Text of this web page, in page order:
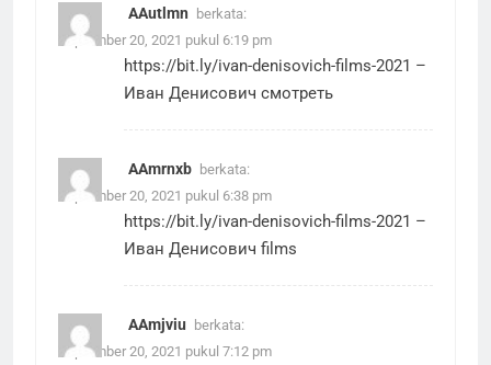
AAutlmn
berkata:
September 20, 2021 pukul 6:19 pm
https://bit.ly/ivan-denisovich-films-2021 –
Иван Денисович смотреть
AAmrnxb berkata:
September 20, 2021 pukul 6:38 pm
https://bit.ly/ivan-denisovich-films-2021 –
Иван Денисович films
AAmjviu
berkata:
September 20, 2021 pukul 7:12 pm